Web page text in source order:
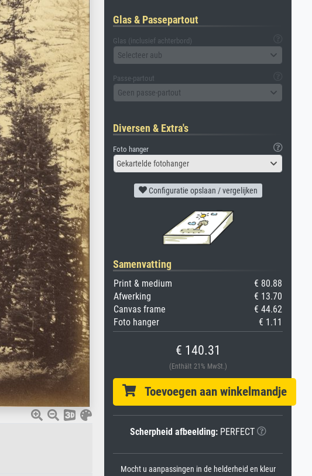
Glas & Passepartout
Glas (inclusief achterbord)
Selecteer aub
Passe-partout
Geen passe-partout
Diversen & Extra's
Foto hanger
Gekartelde fotohanger
Configuratie opslaan / vergelijken
Samenvatting
Print & medium
€ 80.88
Afwerking
€ 13.70
Canvas frame
€ 44.62
Foto hanger
€ 1.11
€ 140.31
(Enthält 21% MwSt.)
Toevoegen aan winkelmandje
Scherpheid afbeelding:PERFECT
Mocht u aanpassingen in de helderheid en kleur